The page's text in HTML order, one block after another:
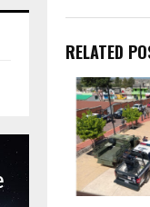
RELATED